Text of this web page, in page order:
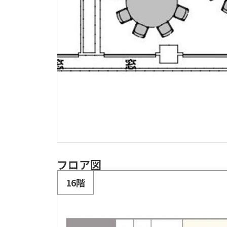
フロア図
16階